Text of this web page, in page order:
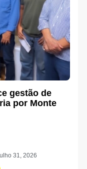
gestão de
por Monte
31, 2026